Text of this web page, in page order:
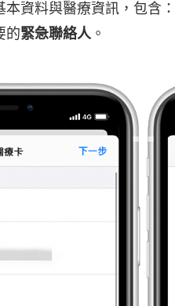
資料與醫療資訊，包含：
的緊急聯絡人。